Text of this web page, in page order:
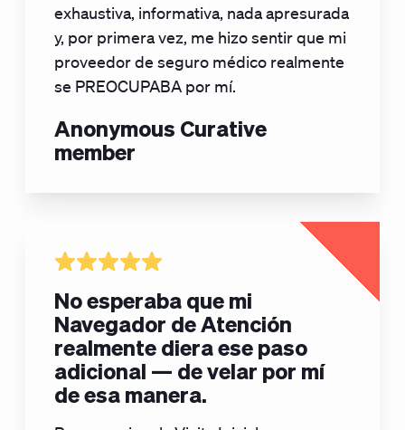
exhaustiva, informativa, nada apresurada
y, por primera vez, me hizo sentir que mi
proveedor de seguro médico realmente
se PREOCUPABA por mí.
Anonymous Curative
member
No esperaba que mi
Navegador de Atención
realmente diera ese paso
adicional — de velar por mí
de esa manera.